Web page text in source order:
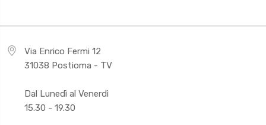
Via Enrico Fermi 12
31038 Postioma - TV
Dal Lunedì al Venerdì
15.30 - 19.30